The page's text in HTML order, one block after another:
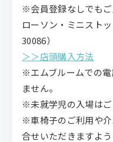
※会員登録なしでもご
ローソン・ミニスト
30086）
＞＞店頭購入方法
※エムブルームでの
ません​​。
※未就学児の入場はご
※車椅子のご利用や
合せいただきますよう